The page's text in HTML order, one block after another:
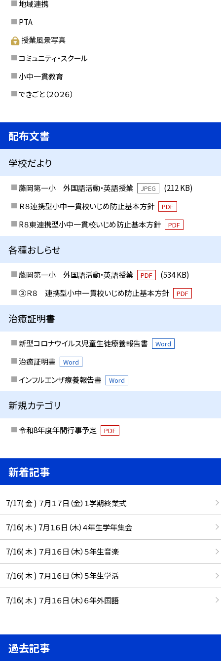
地域連携
PTA
授業風景写真
コミュニティ・スクール
小中一貫教育
できごと（２０２６）
配布文書
学校だより
藤岡第一小 外国語活動・英語授業 JPEG
(212 KB)
Ｒ８連携型小中一貫校いじめ防止基本方針
PDF
R８東連携型小中一貫校いじめ防止基本方針 PDF
各種おしらせ
藤岡第一小 外国語活動・英語授業 PDF
(534 KB)
③Ｒ８ 連携型小中一貫校いじめ防止基本方針
PDF
治癒証明書
新型コロナウイルス児童生徒療養報告書 Word
治癒証明書 Word
インフルエンザ療養報告書 Word
新規カテゴリ
令和8年度年間行事予定 PDF
新着記事
7/17( 金 ) ７月１７日（金）１学期終業式
7/16( 木 ) 7月１６日（木）４年生学年集会
7/16( 木 ) ７月１６日（木）５年生音楽
7/16( 木 ) ７月１６日（木）５年生学活
7/16( 木 ) ７月１６日（木）６年外国語
過去記事